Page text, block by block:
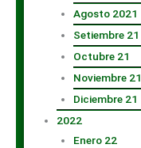
Agosto 2021
Setiembre 21
Octubre 21
Noviembre 21
Diciembre 21
2022
Enero 22